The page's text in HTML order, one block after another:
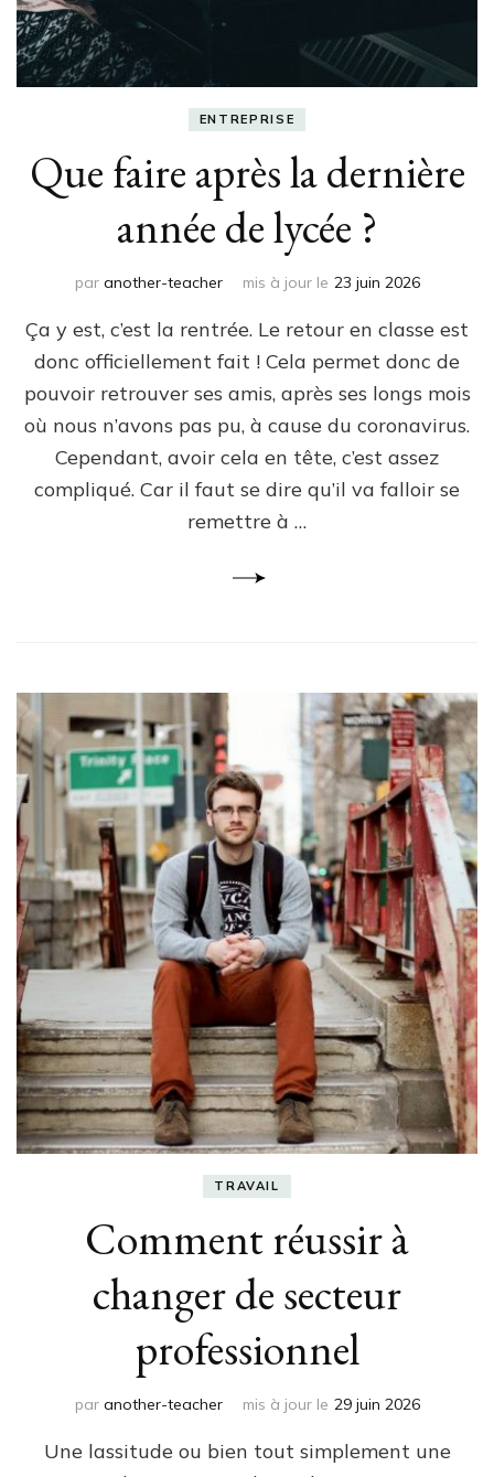
ENTREPRISE
Que faire après la dernière
année de lycée ?
par another-teacher mis à jour le 23 juin 2026
Ça y est, c’est la rentrée. Le retour en classe est
donc officiellement fait ! Cela permet donc de
pouvoir retrouver ses amis, après ses longs mois
où nous n’avons pas pu, à cause du coronavirus.
Cependant, avoir cela en tête, c’est assez
compliqué. Car il faut se dire qu’il va falloir se
remettre à …
TRAVAIL
Comment réussir à
changer de secteur
professionnel
par another-teacher mis à jour le 29 juin 2026
Une lassitude ou bien tout simplement une